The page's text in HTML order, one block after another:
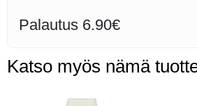
Palautus 6.90€
Katso myös nämä